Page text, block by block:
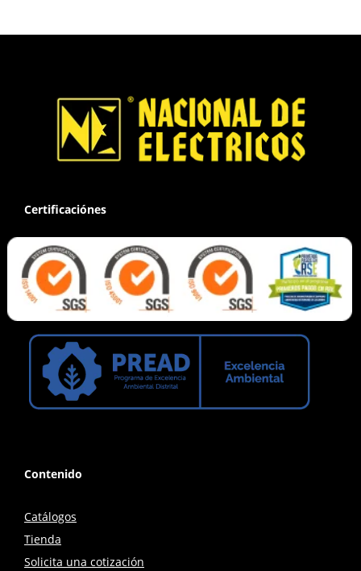
Certificaciónes
Contenido
Catálogos
Tienda
Solicita una cotización